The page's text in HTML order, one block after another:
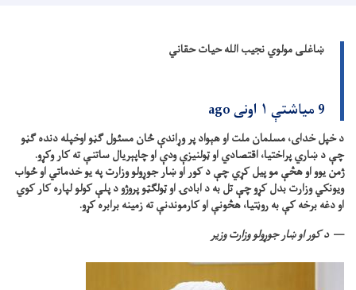
ښاغلی مولوي نجیب الله حیات حقاني
9 میاشتې ۱ اونی ago
د خپل خدای، مسلمان ملت او هېواد پر وړاندې ځان مسئول ګڼو اوخپله دنده ګڼو
چې د ښاري پراختیا، اقتصادي او ټولنیزې ودې او چاپېریال ساتنې ته کار وکړو.
ژمن یوو او هڅې مو پیل کړي چې د کور او ښار جوړولو وزارت په یو خدماتي او ځواب
ویونکي وزارت بدل کړو چې تل به د ابادۍ او ټولګټو پروژو د پلې کولو لپاره کار کوي
او دغه برخه کې به روڼتیا، هڅونې او کارموندنې ته زمینه برابره کړو.
د کور او ښار جوړولو وزارت وزیر